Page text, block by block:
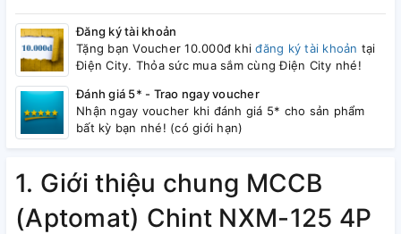
Đăng ký tài khoản
Tặng bạn Voucher 10.000đ khiđăng ký tài khoản tại
Điện City. Thỏa sức mua sắm cùng Điện City nhé!
Đánh giá 5* - Trao ngay voucher
Nhận ngay voucher khi đánh giá 5* cho sản phẩm
bất kỳ bạn nhé! (có giới hạn)
1. Giới thiệu chung MCCB
(Aptomat) Chint NXM-125 4P